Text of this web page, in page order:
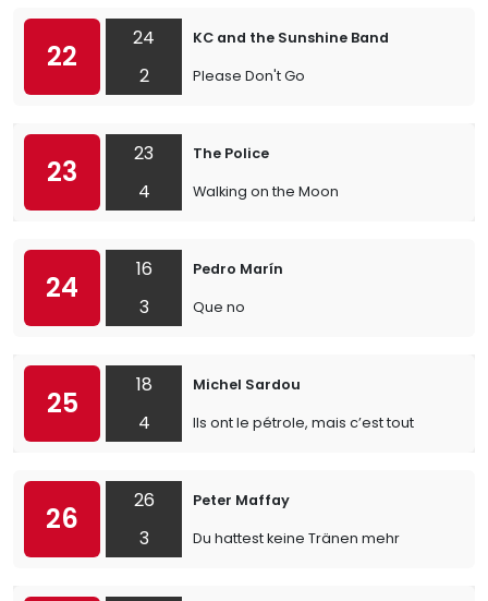
22
24
2
KC and the Sunshine Band
Please Don't Go
23
23
4
The Police
Walking on the Moon
24
16
3
Pedro Marín
Que no
25
18
4
Michel Sardou
Ils ont le pétrole, mais c’est tout
26
26
3
Peter Maffay
Du hattest keine Tränen mehr